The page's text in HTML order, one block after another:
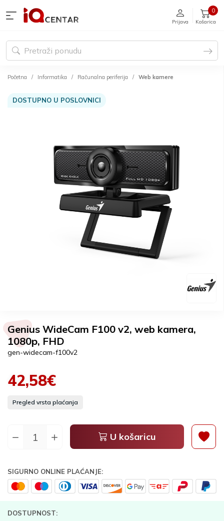
Prijava Košarica
0
Početna Informatika Računalna periferija Web kamere
DOSTUPNO U POSLOVNICI
Genius WideCam F100 v2, web kamera,
1080p, FHD
gen-widecam-f100v2
42,58€
Pregled vrsta plaćanja
U košaricu
SIGURNO ONLINE PLAĆANJE:
DOSTUPNOST: